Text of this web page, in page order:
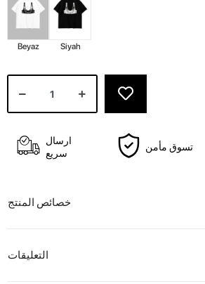
Beyaz Siyah
ارسال
سريع
تسوق مأمن
خصائص المنتج
التعليقات